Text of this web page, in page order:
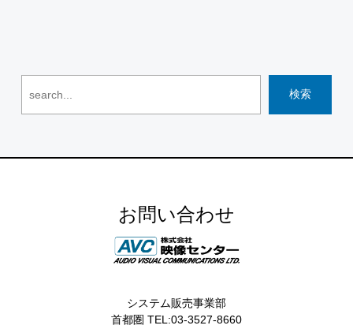
お問い合わせ
システム販売事業部
首都圏 TEL:03-3527-8660